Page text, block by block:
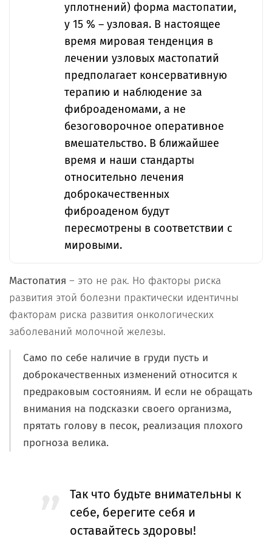
уплотнений) форма мастопатии,
у 15 % – узловая. В настоящее
время мировая тенденция в
лечении узловых мастопатий
предполагает консервативную
терапию и наблюдение за
фиброаденомами, а не
безоговорочное оперативное
вмешательство. В ближайшее
время и наши стандарты
относительно лечения
доброкачественных
фиброаденом будут
пересмотрены в соответствии с
мировыми.
Мастопатия – это не рак. Но факторы риска
развития этой болезни практически идентичны
факторам риска развития онкологических
заболеваний молочной железы.
Само по себе наличие в груди пусть и
доброкачественных изменений относится к
предраковым состояниям. И если не обращать
внимания на подсказки своего организма,
прятать голову в песок, реализация плохого
прогноза велика.
Так что будьте внимательны к
себе, берегите себя и
оставайтесь здоровы!